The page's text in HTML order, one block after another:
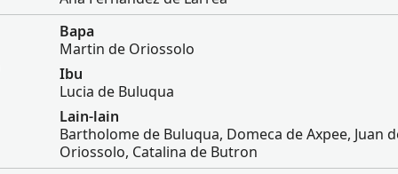
Bapa
Martin de Oriossolo
Ibu
Lucia de Buluqua
Lain-lain
Bartholome de Buluqua, Domeca de Axpee, Juan
Oriossolo, Catalina de Butron